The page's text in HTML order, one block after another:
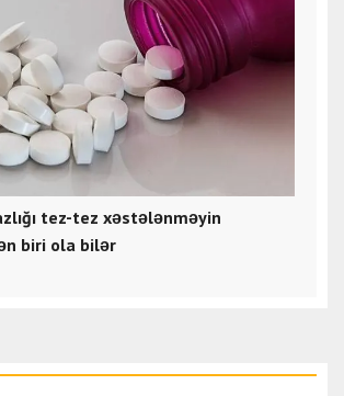
tez-tez xəstələnməyin
biri ola bilər